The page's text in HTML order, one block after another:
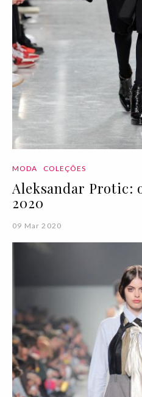
MODA COLEÇÕES
Aleksandar Protic:
2020
09 Mar 2020